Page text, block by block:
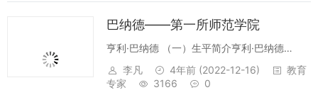
巴纳德——第一所师范学院
亨利·巴纳德 （一）生平简介亨利·巴纳德
（Henry Barnard, 1811-1900）美国教育家。
1811年出生于美国康涅狄格州哈特福德市的一
李凡 4年前 (2022-12-16)
教育
专家
3166 0